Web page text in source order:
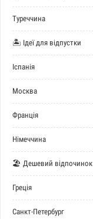
Туреччина
🏝 Ідеї для відпустки
Іспанія
Москва
Франція
Німеччина
🏖 Дешевий відпочинок
Греція
Санкт-Петербург